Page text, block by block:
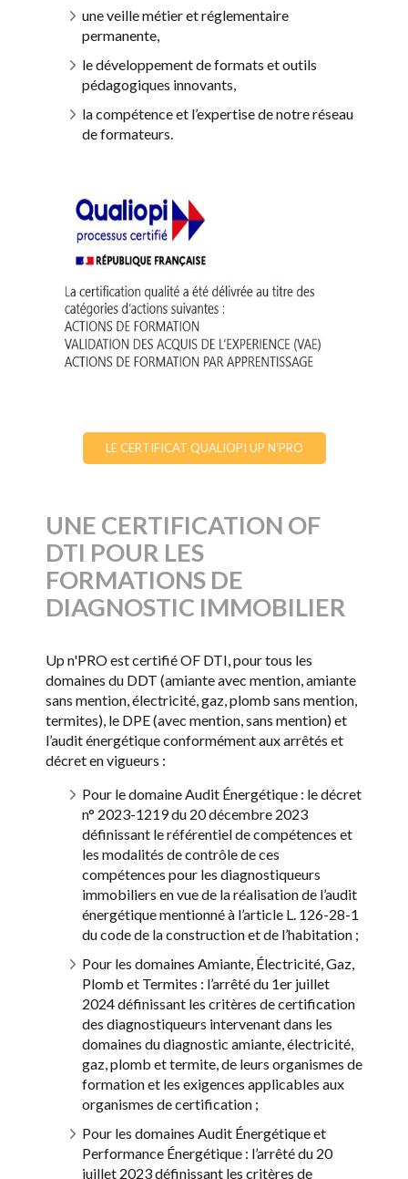
une veille métier et réglementaire
permanente,
le développement de formats et outils
pédagogiques innovants,
la compétence et l’expertise de notre réseau
de formateurs.
LE CERTIFICAT QUALIOPI UP N'PRO
UNE CERTIFICATION OF
DTI POUR LES
FORMATIONS DE
DIAGNOSTIC IMMOBILIER
Up n'PRO est certifié OF DTI, pour tous les
domaines du DDT (amiante avec mention, amiante
sans mention, électricité, gaz, plomb sans mention,
termites), le DPE (avec mention, sans mention) et
l’audit énergétique conformément aux arrêtés et
décret en vigueurs :
Pour le domaine Audit Énergétique : le décret
n° 2023-1219 du 20 décembre 2023
définissant le référentiel de compétences et
les modalités de contrôle de ces
compétences pour les diagnostiqueurs
immobiliers en vue de la réalisation de l’audit
énergétique mentionné à l’article L. 126-28-1
du code de la construction et de l’habitation ;
Pour les domaines Amiante, Électricité, Gaz,
Plomb et Termites : l’arrêté du 1er juillet
2024 définissant les critères de certification
des diagnostiqueurs intervenant dans les
domaines du diagnostic amiante, électricité,
gaz, plomb et termite, de leurs organismes de
formation et les exigences applicables aux
organismes de certification ;
Pour les domaines Audit Énergétique et
Performance Énergétique : l’arrêté du 20
juillet 2023 définissant les critères de